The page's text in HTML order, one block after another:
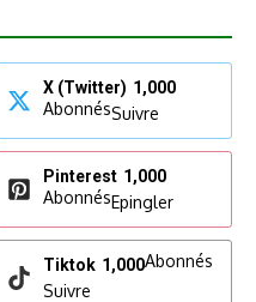
X (Twitter) 1,000
AbonnésSuivre
Pinterest 1,000
AbonnésEpingler
Tiktok 1,000Abonnés
Suivre